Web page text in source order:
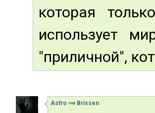
которая
использует
"приличной",
Astro Brissen